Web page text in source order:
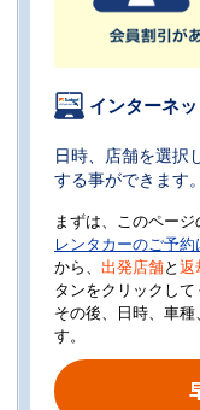
インターネ
日時、店舗を選択
する事ができます。
まずは、このページ
レンタカーのご予約
から、 出発店舗と 返
タンをクリックして
その後、日時、車
す。